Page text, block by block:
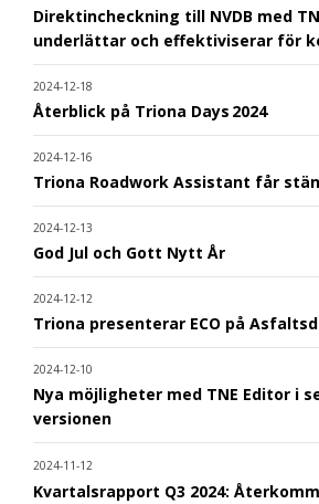
Direktincheckning till NVDB med
underlättar och effektiviserar för
2024-12-18
Återblick på Triona Days 2024
2024-12-16
Triona Roadwork Assistant får
2024-12-13
God Jul och Gott Nytt År
2024-12-12
Triona presenterar ECO på
2024-12-10
Nya möjligheter med TNE Editor i
versionen
2024-11-12
Kvartalsrapport Q3 2024: